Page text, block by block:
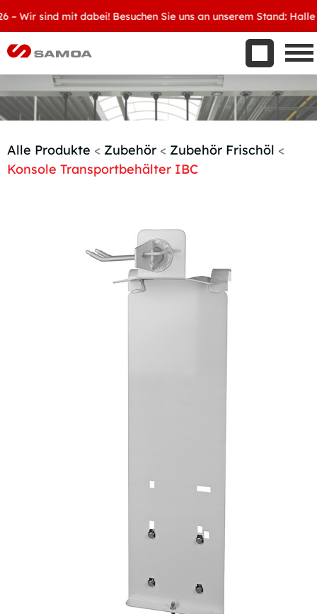
Wir sind mit dabei! Besuchen Sie uns an unserem Stand: Halle
Aktuelles
Kontakt
Handelspartner werden
Alle Produkte < Zubehör < Zubehör Frischöl <
Konsole Transportbehälter IBC